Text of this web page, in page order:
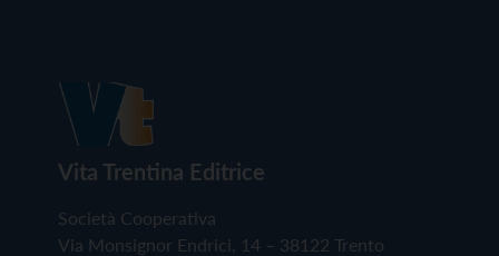
Vita Trentina Editrice
Società Cooperativa
Via Monsignor Endrici, 14 – 38122 Trento